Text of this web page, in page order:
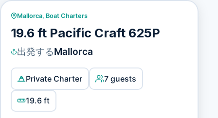
Mallorca, Boat Charters
19.6 ft Pacific Craft 625P
出発するMallorca
Private Charter 7 guests
19.6 ft